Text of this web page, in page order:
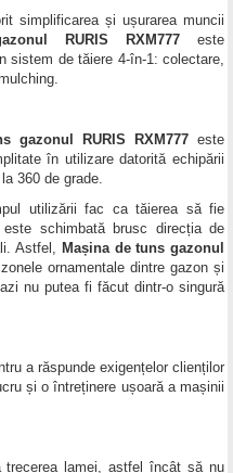
simplificarea și ușurarea muncii
RURIS RXM777 este
sistem de tăiere 4-în-1: colectare,
gazonul RURIS RXM777 este
în utilizare datorită echipării
360 de grade.
utilizării fac ca tăierea să fie
schimbată brusc direcția de
Astfel, Mașina de tuns gazonul
ornamentale dintre gazon și
nu putea fi făcut dintr-o singură
a răspunde exigențelor clienților
și o întreținere ușoară a mașinii
trecerea lamei, astfel încât să nu